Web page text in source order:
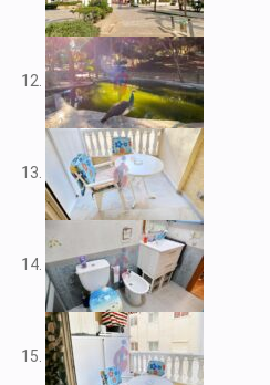
V2177
V2178
V2183
V2187
V2192
V2199
V2208
V2209
V2212
V2217
V2221
V2223
V2224
V2226
V2228
V2230
V2232
V2235